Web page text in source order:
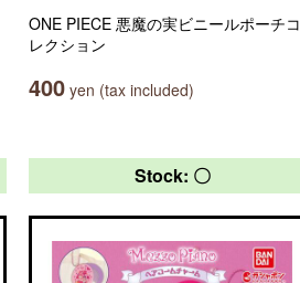
ONE PIECE 悪魔の実ビニールポーチコ
レクション
400 yen (tax included)
Stock: 〇